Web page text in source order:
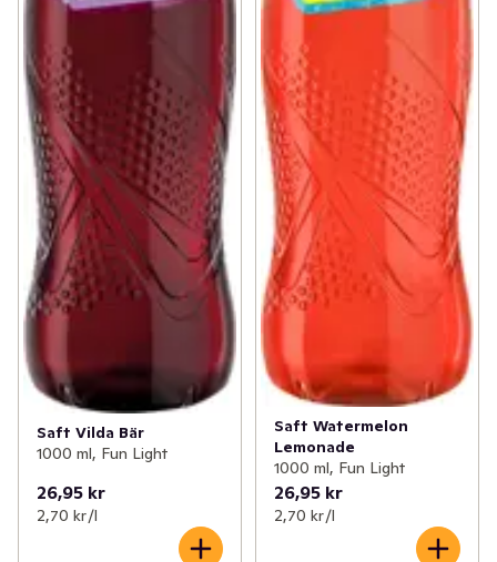
Saft Vilda Bär
1000 ml, Fun Light
26,95 kr
2,70 kr /l
Saft Watermelon
Lemonade
1000 ml, Fun Light
26,95 kr
2,70 kr /l